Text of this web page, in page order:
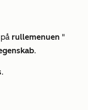
rullemenuen "
.
.